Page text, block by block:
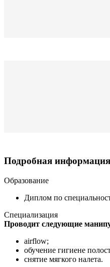
Подробная
Образование
Диплом по
Специализация
Проводит следующие
airflow;
обучение гигиене
снятие мягкого налета.